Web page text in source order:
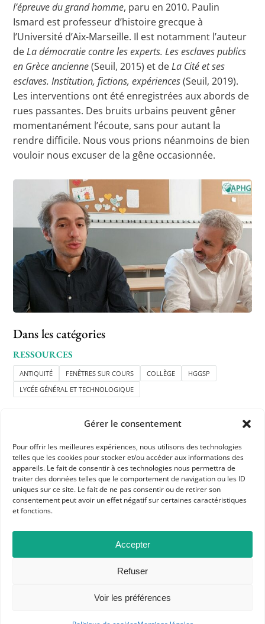
Gérer le consentement
Pour offrir les meilleures expériences, nous utilisons des technologies
telles que les cookies pour stocker et/ou accéder aux informations des
appareils. Le fait de consentir à ces technologies nous permettra de
traiter des données telles que le comportement de navigation ou les ID
uniques sur ce site. Le fait de ne pas consentir ou de retirer son
consentement peut avoir un effet négatif sur certaines caractéristiques
et fonctions.
Accepter
Refuser
Voir les préférences
Culture
l’épreuve du grand homme, paru en 2010. Paulin
Ismard est professeur d’histoire grecque à
l’Université d’Aix-Marseille. Il est notamment l’auteur
deLa démocratie contre les experts. Les esclaves publics
en Grèce ancienne(Seuil, 2015) et deLa Cité et ses
esclaves. Institution, fictions, expériences(Seuil, 2019).
Les interventions ont été enregistrées aux abords de
rues passantes. Des bruits urbains peuvent gêner
momentanément l’écoute, sans pour autant la
rendre difficile. Nous vous prions néanmoins de bien
vouloir nous excuser de la gêne occasionnée.
Dans les catégories
RESSOURCES
ANTIQUITÉ FENÊTRES SUR COURS COLLÈGE
HGGSP
LYCÉE GÉNÉRAL ET TECHNOLOGIQUE
APHG
Association des professeurs d'histoire et géographie
+ 33 0(1) 42 33 62 37
BP 6541 – 75065 Paris Cedex 02